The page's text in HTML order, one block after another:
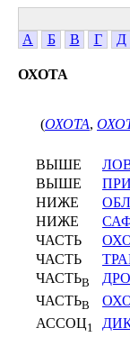
А
Б В Г Д
ОХОТА
(ОХОТА,
ВЫШЕ
ВЫШЕ
НИЖЕ
НИЖЕ
ЧАСТЬ
ЧАСТЬ
ЧАСТЬВ
ЧАСТЬВ
АССОЦ1